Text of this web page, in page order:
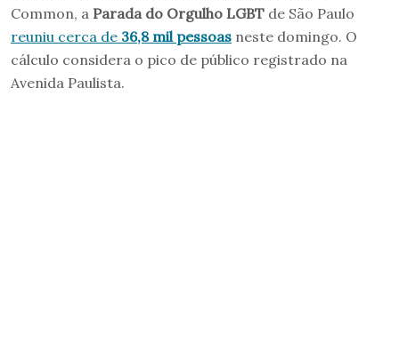
Common, a Parada do Orgulho LGBT de São Paulo
reuniu cerca de 36,8 mil pessoas neste domingo. O
cálculo considera o pico de público registrado na
Avenida Paulista.